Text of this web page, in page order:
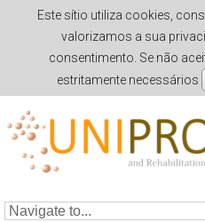
Este sítio utiliza cookies,
valorizamos a sua
consentimento. Se não
estritamente necessários
Skip to navigation
Skip to main content